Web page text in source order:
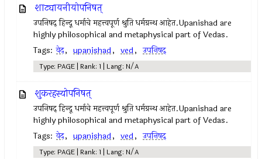
शाट्यायनीयोपनिषत्
उपनिषद् हिन्दू धर्माचे महत्त्वपूर्ण श्रुति धर्मग्रन्थ आहेत.Upanishad are
highly philosophical and metaphysical part of Vedas.
Tags: वेद, upanishad, ved, उपनिषद्
Type: PAGE | Rank: 1 | Lang: N/A
शुकरहस्योपनिषत्
उपनिषद् हिन्दू धर्माचे महत्त्वपूर्ण श्रुति धर्मग्रन्थ आहेत.Upanishad are
highly philosophical and metaphysical part of Vedas.
Tags: वेद, upanishad, ved, उपनिषद्‍
Type: PAGE | Rank: 1 | Lang: N/A